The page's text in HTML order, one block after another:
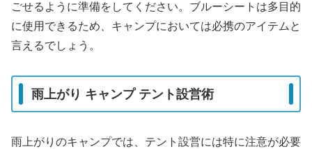
ごせるように準備をしてください。ブルーシートは多目的
に使用できるため、キャンプにおいては必携のアイテムと
言えるでしょう。
雨上がり キャンプ テント設営術
雨上がりのキャンプでは、テント設営には特に注意が必要